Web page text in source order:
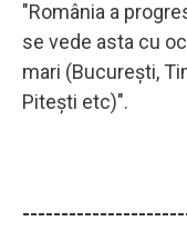
"România a
se vede asta cu
mari (București,
Pitești etc)".